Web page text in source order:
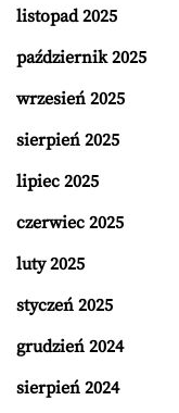
listopad 2025
październik 2025
wrzesień 2025
sierpień 2025
lipiec 2025
czerwiec 2025
luty 2025
styczeń 2025
grudzień 2024
sierpień 2024